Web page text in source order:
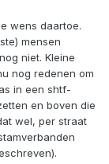
wens daartoe.
mensen
niet. Kleine
nog redenen om
in een shtf-
en boven die
wel, per straat